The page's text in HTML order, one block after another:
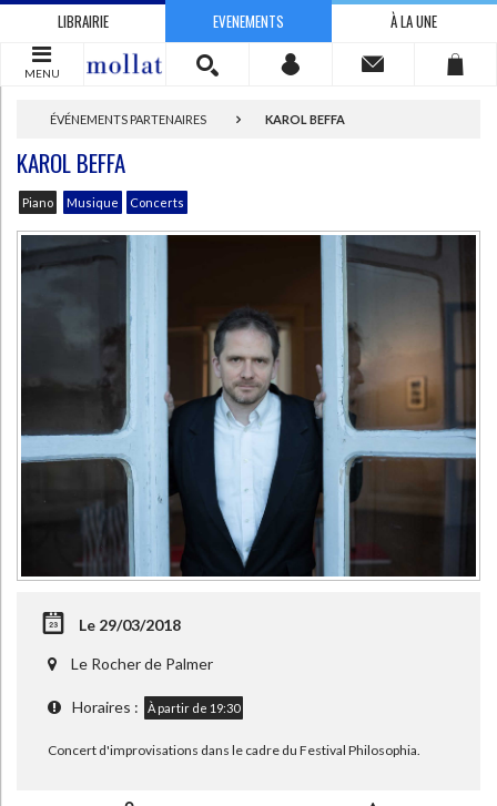
CHARGEMENT...
LIBRAIRIE EVENEMENTS À LA UNE
MENU
ÉVÉNEMENTS PARTENAIRES KAROL BEFFA
KAROL BEFFA
Piano Musique Concerts
Le 29/03/2018
Le Rocher de Palmer
Horaires : À partir de 19:30
Concert d'improvisations dans le cadre du Festival Philosophia.